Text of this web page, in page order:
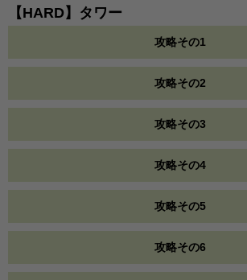
【HARD】タワー
攻略その1
攻略その2
攻略その3
攻略その4
攻略その5
攻略その6